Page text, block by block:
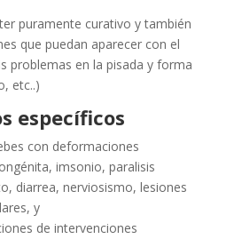
puramente curativo y también
que puedan aparecer con el
problemas en la pisada y forma
etc..)
específicos
con deformaciones
imsonio, paralisis
diarrea, nerviosismo, lesiones
y
de intervenciones